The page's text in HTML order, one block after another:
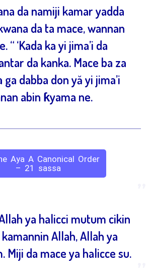
da namiji kamar yadda
da ta mace, wannan
“ ‘Kada ka yi jima’i da
da kanka. Mace ba za
dabba don yă yi jima’i
abin ƙyama ne.
Aya A Canonical Order
– 21 sassa
ya halicci mutum cikin
Allah, Allah ya
Miji da mace ya halicce su.